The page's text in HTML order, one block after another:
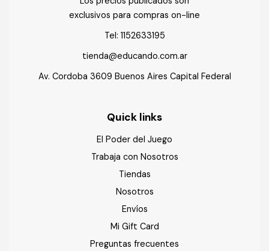
exclusivos para compras on-line
Tel: 1152633195
tienda@educando.com.ar
Av. Cordoba 3609 Buenos Aires Capital Federal
Quick links
El Poder del Juego
Trabaja con Nosotros
Tiendas
Nosotros
Envíos
Mi Gift Card
Preguntas frecuentes